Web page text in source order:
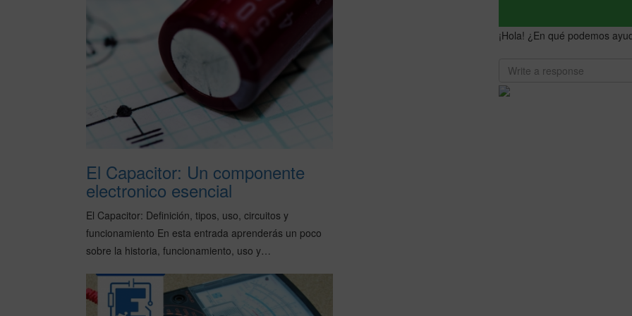
El Capacitor: Un componente
electronico esencial
El Capacitor: Definición, tipos, uso, circuitos y
funcionamiento En esta entrada aprenderás un poco
sobre la historia, funcionamiento, uso y…
¡Hola! ¿En qué podemos